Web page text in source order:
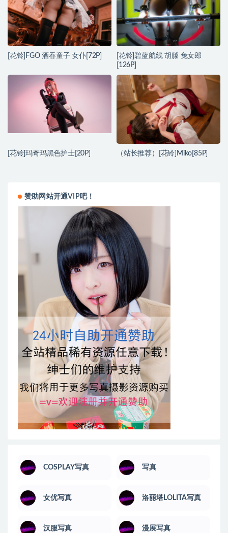
[花铃]FGO 酒吞童子 女仆[72P]
[花铃]碧蓝航线 胡滕 兔女郎
[126P]
[花铃]玛奇玛黑色护士[20P] （站长推荐）[花铃]Miko[85P]
赞助网站开通VIP吧！
COSPLAY写真 写真
女优写真 洛丽塔LOLITA写真
汉服写真 漫展写真